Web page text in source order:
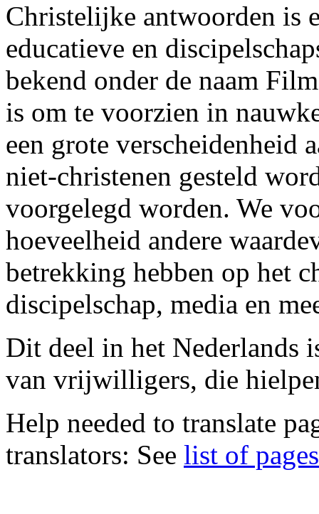
Christelijke antwoorden is
educatieve en
bekend onder de naam
is om te voorzien in
een grote verscheidenheid
niet-christenen gesteld
voorgelegd worden. We
hoeveelheid andere
betrekking hebben op het
discipelschap, media en
Dit deel in het Nederlands
van vrijwilligers, die
Help needed to translate
translators: See list of